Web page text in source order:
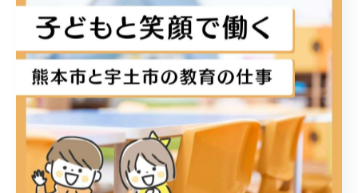
このハンディクレープメーカーはガレットなども作るこ
とができる為、子どもたちからのリクエストがあれば今
度挑戦してみたいと思います🥰
#手作りクレープ作り#クッキング活動#KIDSDIARY宇土
#KIDSDIARY松原#熊本宇土宇土市熊本市放課後等デイサー
ビス放デイ小学生中学生高校生子ども療育ダウン症自閉
症ADHDLD